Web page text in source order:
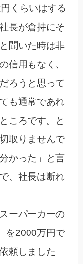
くらいはする
長が倉持にそ
聞いた時は非
信用もなく、
ろうと思って
も通常であれ
ころです。と
取りませんで
かった」と言
、社長は断れ
ーパーカーの
を2000万円で
頼しました